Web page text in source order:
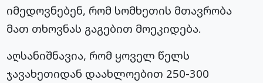
იმედოვნებენ, რომ სომხეთის მთავრობა
მათ თხოვნას გაგებით მოეკიდება.
აღსანიშნავია, რომ ყოველ წელს
ჯავახეთიდან დაახლოებით 250-300